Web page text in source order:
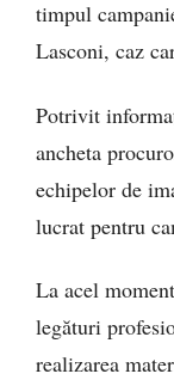
timpul
Lasconi, caz
Potrivit
ancheta
echipelor de
lucrat pentru
La acel
legături
realizarea